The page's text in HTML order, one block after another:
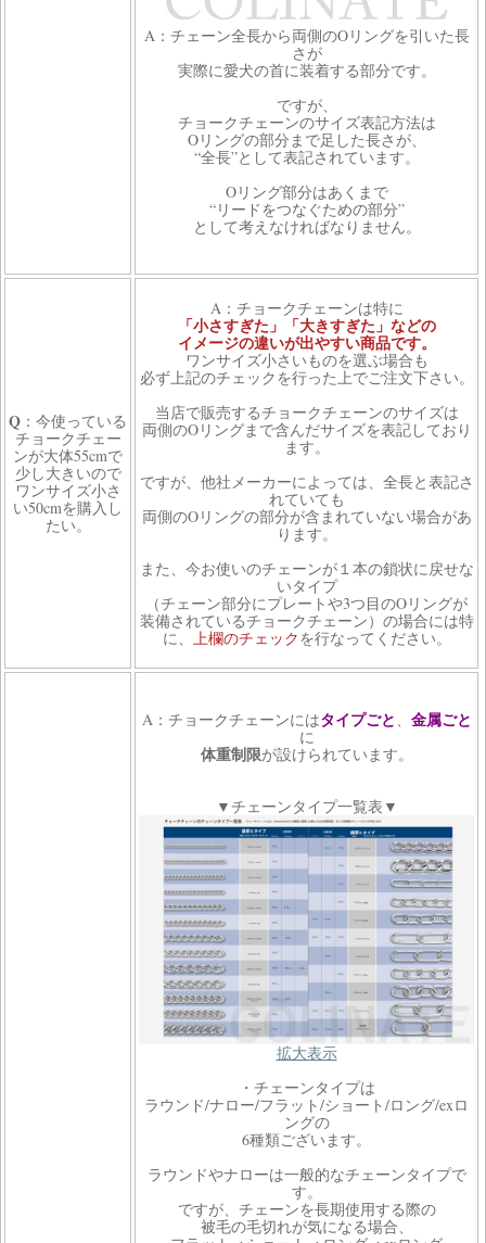
A：チェーン全長から両側のOリングを引いた長
さが
実際に愛犬の首に装着する部分です。
ですが、
チョークチェーンのサイズ表記方法は
Oリングの部分まで足した長さが、
“全長”として表記されています。
Oリング部分はあくまで
“リードをつなぐための部分”
として考えなければなりません。
Q ：今使っている
チョークチェー
ンが大体55cmで
少し大きいので
ワンサイズ小さ
い50cmを購入し
たい。
A：チョークチェーンは特に
「小さすぎた」「大きすぎた」などの
イメージの違いが出やすい商品です。
ワンサイズ小さいものを選ぶ場合も
必ず上記のチェックを行った上でご注文下さい。
当店で販売するチョークチェーンのサイズは
両側のOリングまで含んだサイズを表記しており
ます。
ですが、他社メーカーによっては、全長と表記さ
れていても
両側のOリングの部分が含まれていない場合があ
ります。
また、今お使いのチェーンが１本の鎖状に戻せな
いタイプ
（チェーン部分にプレートや3つ目のOリングが
装備されているチョークチェーン）の場合には特
に、 上欄のチェックを行なってください。
A：チョークチェーンにはタイプごと、 金属ごと
に
体重制限が設けられています。
▼チェーンタイプ一覧表▼
拡大表示
・チェーンタイプは
ラウンド/ナロー/フラット/ショート/ロング/exロ
ングの
6種類ございます。
ラウンドやナローは一般的なチェーンタイプで
す。
ですが、チェーンを長期使用する際の
被毛の毛切れが気になる場合、